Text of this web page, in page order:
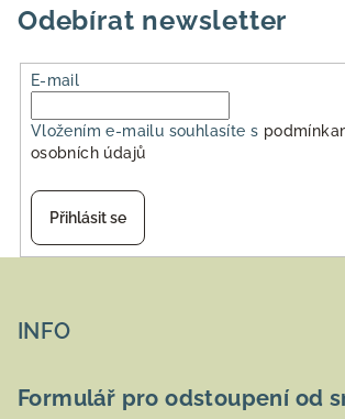
Odebírat newsletter
E-mail
Vložením e-mailu souhlasíte s
osobních údajů
Přihlásit se
INFO
Formulář pro odstoupení od